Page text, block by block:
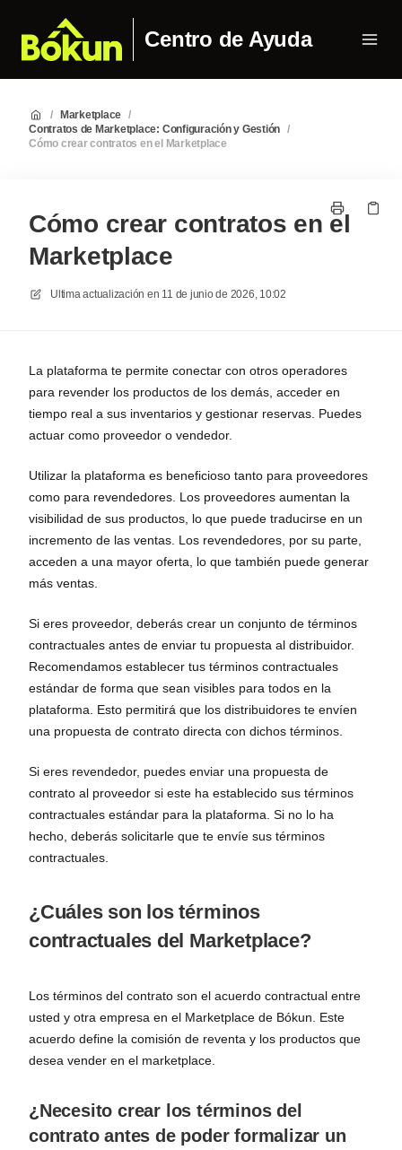
Centro de Ayuda
/ Marketplace /
Contratos de Marketplace: Configuración y Gestión /
Cómo crear contratos en el Marketplace
Cómo crear contratos en el
Marketplace
Ultima actualización en 11 de junio de 2026, 10:02
La plataforma te permite conectar con otros operadores
para revender los productos de los demás, acceder en
tiempo real a sus inventarios y gestionar reservas. Puedes
actuar como proveedor o vendedor.
Utilizar la plataforma es beneficioso tanto para proveedores
como para revendedores. Los proveedores aumentan la
visibilidad de sus productos, lo que puede traducirse en un
incremento de las ventas. Los revendedores, por su parte,
acceden a una mayor oferta, lo que también puede generar
más ventas.
Si eres proveedor, deberás crear un conjunto de términos
contractuales antes de enviar tu propuesta al distribuidor.
Recomendamos establecer tus términos contractuales
estándar de forma que sean visibles para todos en la
plataforma. Esto permitirá que los distribuidores te envíen
una propuesta de contrato directa con dichos términos.
Si eres revendedor, puedes enviar una propuesta de
contrato al proveedor si este ha establecido sus términos
contractuales estándar para la plataforma. Si no lo ha
hecho, deberás solicitarle que te envíe sus términos
contractuales.
¿Cuáles son los términos
contractuales del Marketplace?
Los términos del contrato son el acuerdo contractual entre
usted y otra empresa en el Marketplace de Bókun. Este
acuerdo define la comisión de reventa y los productos que
desea vender en el marketplace.
¿Necesito crear los términos del
contrato antes de poder formalizar un